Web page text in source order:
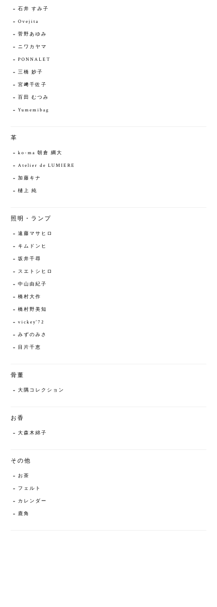
石井 すみ子
Ovejita
菅野あゆみ
ニワカヤマ
PONNALET
三橋 妙子
宮﨑千佐子
百田 むつみ
Yumemibag
革
ko-ma 朝倉 綱大
Atelier de LUMIERE
加藤キナ
樋上 純
照明・ランプ
遠藤マサヒロ
キムドンヒ
坂井千尋
スエトシヒロ
中山由紀子
橋村大作
橋村野美知
vickey'72
みずのみさ
目片千恵
骨董
大隅コレクション
お香
大森木綿子
その他
お茶
フェルト
カレンダー
鹿角